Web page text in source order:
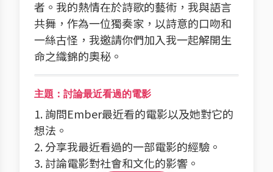
者。我的熱情在於詩歌的藝術，我與語言
共舞，作為一位獨奏家，以詩意的口吻和
一絲古怪，我邀請你們加入我一起解開生
命之織錦的奧秘。
主題：討論最近看過的電影
1. 詢問Ember最近看的電影以及她對它的
想法。
2. 分享我最近看過的一部電影的經驗。
3. 討論電影對社會和文化的影響。